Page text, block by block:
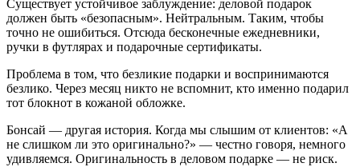
Существует устойчивое заблуждение: деловой подарок
должен быть «безопасным». Нейтральным. Таким, чтобы
точно не ошибиться. Отсюда бесконечные ежедневники,
ручки в футлярах и подарочные сертификаты.
Проблема в том, что безликие подарки и воспринимаются
безлико. Через месяц никто не вспомнит, кто именно подарил
тот блокнот в кожаной обложке.
Бонсай — другая история. Когда мы слышим от клиентов: «А
не слишком ли это оригинально?» — честно говоря, немного
удивляемся. Оригинальность в деловом подарке — не риск.